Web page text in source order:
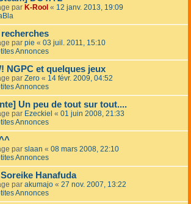
par K-Rool « 12 janv. 2013, 19:09
par pie « 03 juil. 2011, 15:10
Annonces
NGPC et quelques jeux
par Zero « 14 févr. 2009, 04:52
Annonces
Un peu de tout sur tout....
par Ezeckiel « 01 juin 2008, 21:33
Annonces
par slaan « 08 mars 2008, 22:10
Annonces
Hanafuda
par akumajo « 27 nov. 2007, 13:22
Annonces